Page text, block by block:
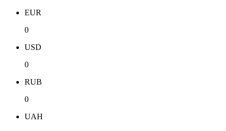
EUR
0
USD
0
RUB
0
UAH